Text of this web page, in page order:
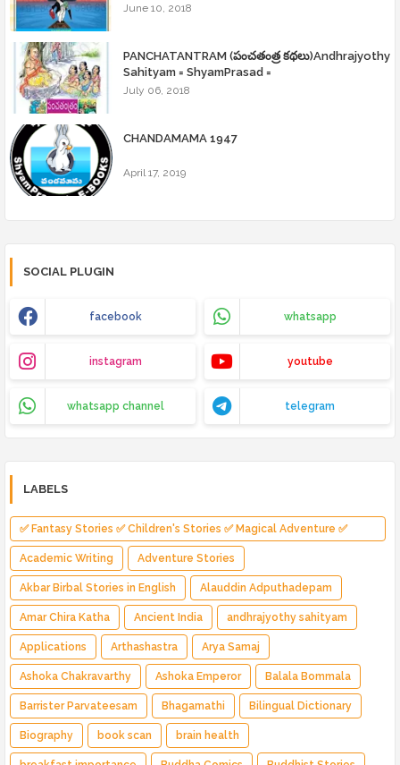
June 10, 2018
PANCHATANTRAM (పంచతంత్ర కథలు)Andhrajyothy
Sahityam = ShyamPrasad =
July 06, 2018
CHANDAMAMA 1947
April 17, 2019
SOCIAL PLUGIN
facebook whatsapp
instagram youtube
whatsapp channel telegram
LABELS
✅ Fantasy Stories ✅ Children's Stories ✅ Magical Adventure ✅
Indian Fantasy ✅ Enchanted Kingdom ✅ Heroic Quest ✅ Fairy Tale
Academic Writing Adventure Stories
Akbar Birbal Stories in English Alauddin Adputhadepam
Amar Chira Katha Ancient India andhrajyothy sahityam
Applications Arthashastra Arya Samaj
Ashoka Chakravarthy Ashoka Emperor Balala Bommala
Barrister Parvateesam Bhagamathi Bilingual Dictionary
Biography book scan brain health